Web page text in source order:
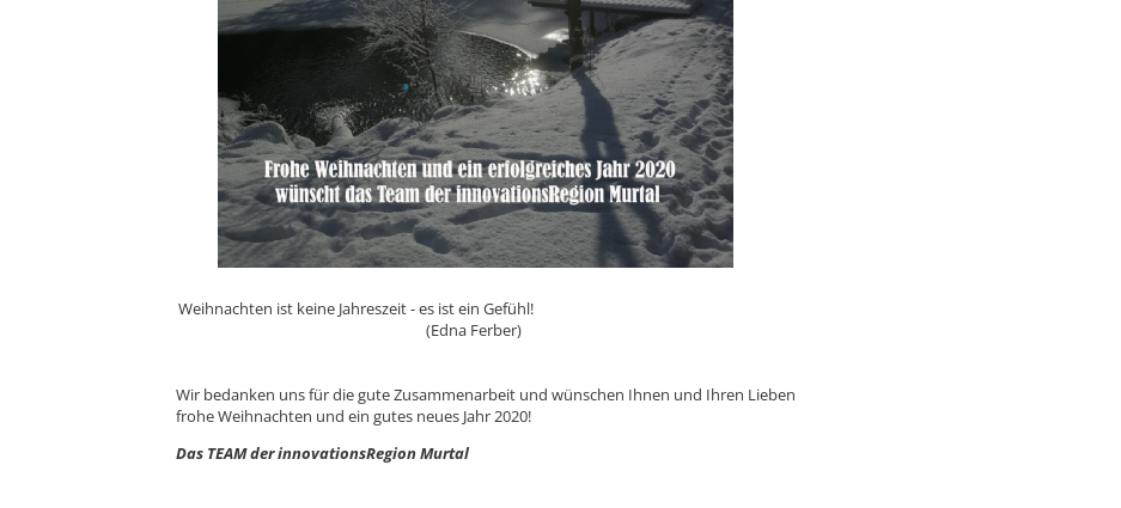
Weihnachten ist keine Jahreszeit - es ist ein Gefühl!
(Edna Ferber)
Wir bedanken uns für die gute Zusammenarbeit und wünschen Ihnen und Ihren Lieben
frohe Weihnachten und ein gutes neues Jahr 2020!
Das TEAM der innovationsRegion Murtal